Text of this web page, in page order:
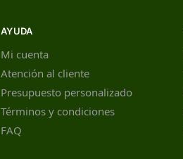
AYUDA
Mi cuenta
Atención al cliente
Presupuesto personalizado
Términos y condiciones
FAQ